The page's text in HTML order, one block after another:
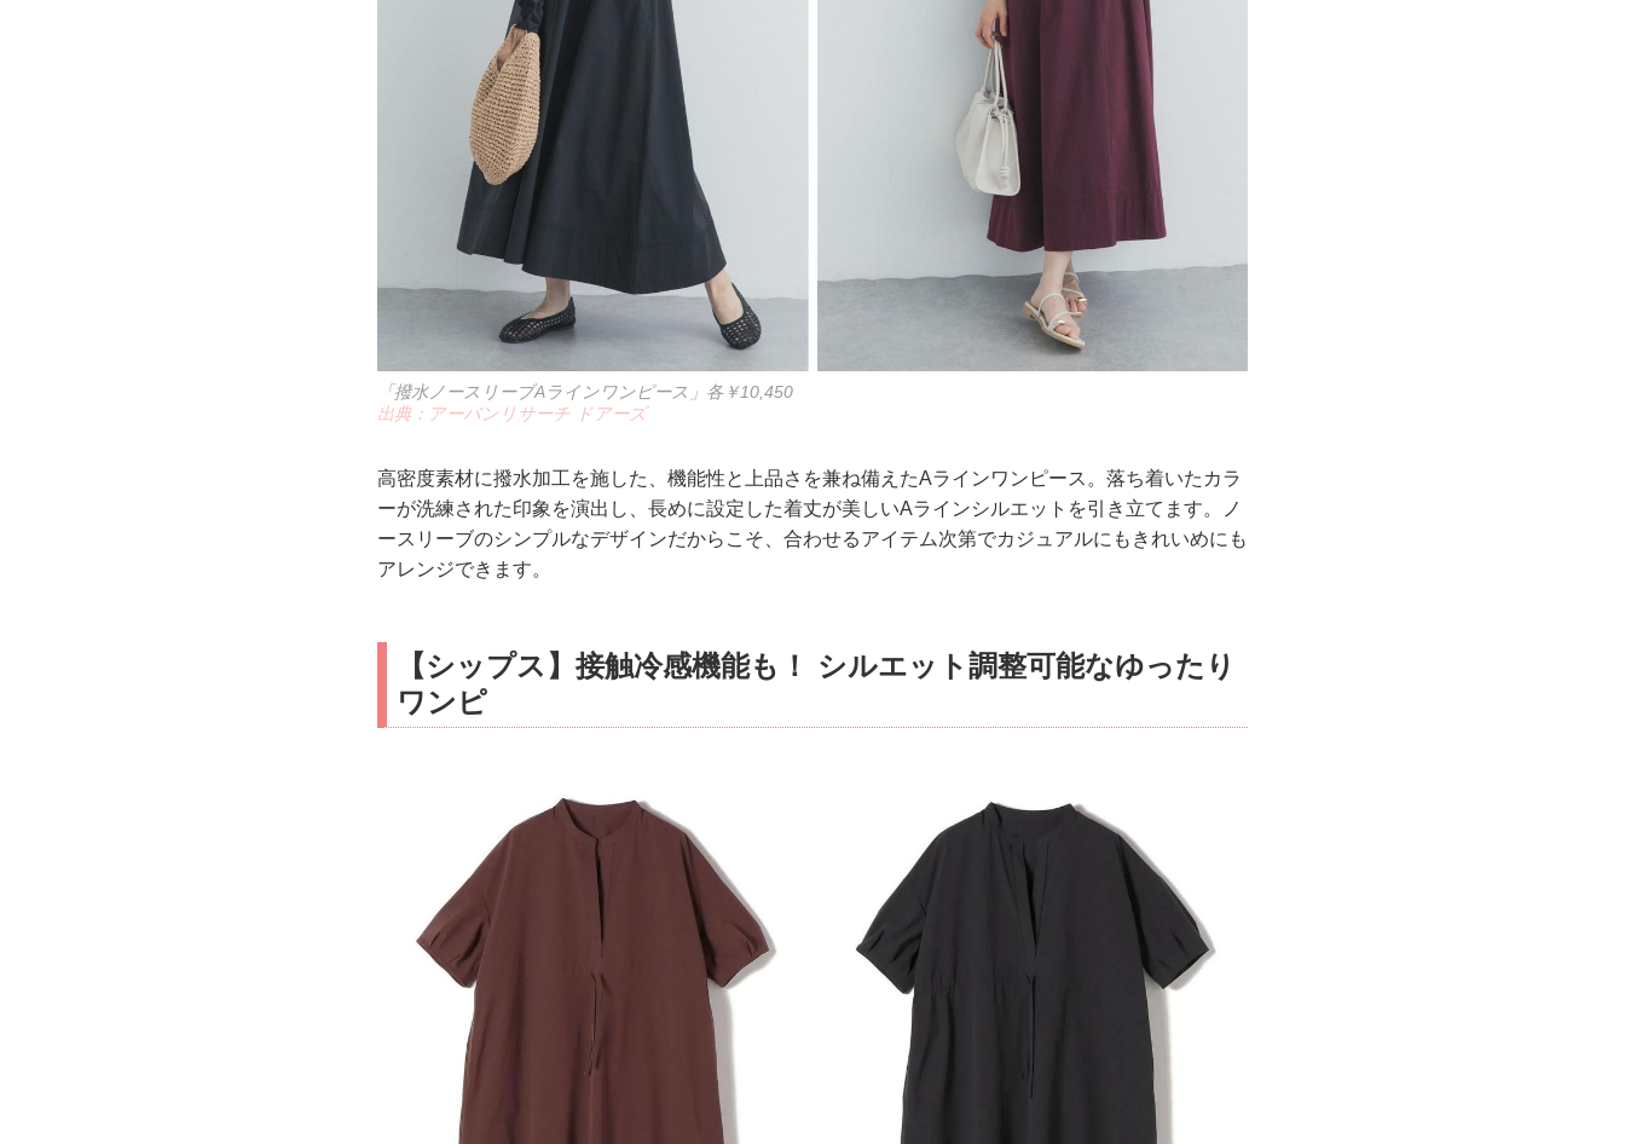
「撥水ノースリーブAラインワンピース」各￥10,450
出典：アーバンリサーチ ドアーズ
高密度素材に撥水加工を施した、機能性と上品さを兼ね備えたAラインワンピース。落ち着いたカラ
ーが洗練された印象を演出し、長めに設定した着丈が美しいAラインシルエットを引き立てます。ノ
ースリーブのシンプルなデザインだからこそ、合わせるアイテム次第でカジュアルにもきれいめにも
アレンジできます。
【シップス】接触冷感機能も！ シルエット調整可能なゆったり
ワンピ